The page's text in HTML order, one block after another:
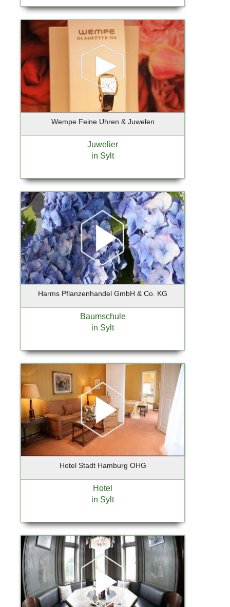
Falkensee
Flensburg
Flensburg-Handewitt
Frankfurt
Frankfurt a. Main
Frankfurt am Main
Frankfurt an der Oder
Freising
Friedrichstadt
Fürstenfeldbruck
Gebietsvertretung Hamburg
Georgensgmünd
Geretsried
Germering
Gießen
Glinde
Glückstadt
Gräfelfing
Grafing
Großbeeren
Großhansdorf
Hamburg (Lokstedt)
Hamburg - Aumühle
Hamburg - Finkenwerder
Hamburg - Harburg
Hamburg Duvenstedt
Handorf
Hannover
Hatten-Munderloh
Henningsdorf
Henstedt-Ulzburg
Himmelpforten
Hochheim
Hochheim am Main
Hohen Neuendorf
Hohenlockstedt
Wempe Feine Uhren & Juwelen
Juwelier
in Sylt
Harms Pflanzenhandel GmbH & Co. KG
Baumschule
in Sylt
Hotel Stadt Hamburg OHG
Hotel
in Sylt